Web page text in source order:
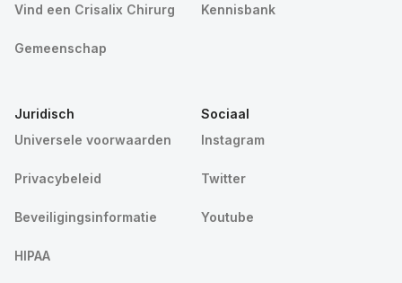
Vind een Crisalix Chirurg
Gemeenschap
Kennisbank
Juridisch
Universele voorwaarden
Privacybeleid
Beveiligingsinformatie
HIPAA
Sociaal
Instagram
Twitter
Youtube